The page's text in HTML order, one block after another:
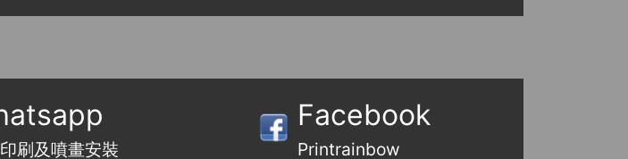
刷及噴畫安裝
Facebook
Printrainbow